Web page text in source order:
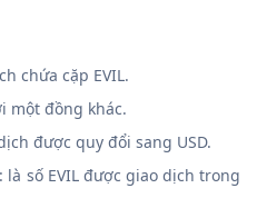
chứa cặp EVIL.
một đồng khác.
được quy đổi sang USD.
số EVIL được giao dịch trong